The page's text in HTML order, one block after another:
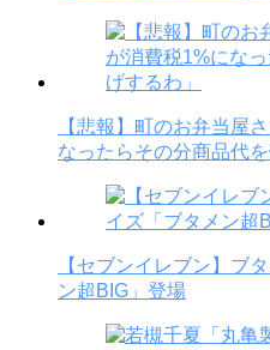
【悲報】町のお弁当屋
なったらその分商品代を
【セブンイレブン】ブ
ン超BIG」登場